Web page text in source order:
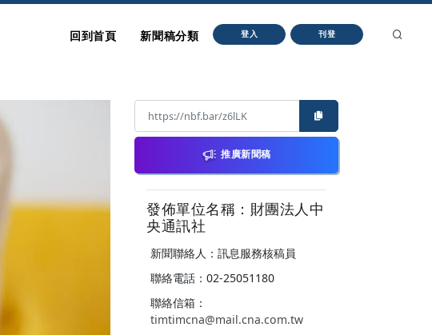
回到首頁 新聞稿分類 登入 刊登
推廣新聞稿
發佈單位名稱：財團法人中
央通訊社
新聞聯絡人：訊息服務核稿員
聯絡電話：02-25051180
聯絡信箱：
timtimcna@mail.cna.com.tw